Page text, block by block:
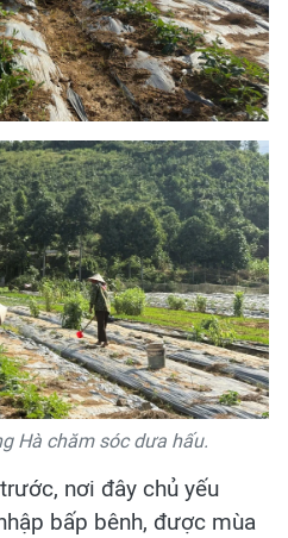
Hà chăm sóc dưa hấu.
nơi đây chủ yếu
bấp bênh, được mùa